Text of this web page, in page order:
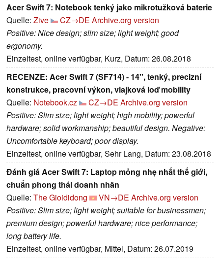
Acer Swift 7: Notebook tenký jako mikrotužková baterie
Quelle: Zive CZ→DE Archive.org version
Positive: Nice design; slim size; light weight; good
ergonomy.
Einzeltest, online verfügbar, Kurz, Datum: 26.08.2018
RECENZE: Acer Swift 7 (SF714) - 14'', tenký, precizní
konstrukce, pracovní výkon, vlajková loď mobility
Quelle: Notebook.cz CZ→DE Archive.org version
Positive: Slim size; light weight; high mobility; powerful
hardware; solid workmanship; beautiful design. Negative:
Uncomfortable keyboard; poor display.
Einzeltest, online verfügbar, Sehr Lang, Datum: 23.08.2018
Đánh giá Acer Swift 7: Laptop mỏng nhẹ nhất thế giới,
chuẩn phong thái doanh nhân
Quelle: The Gioididong VN→DE Archive.org version
Positive: Slim size; light weight; suitable for businessmen;
premium design; powerful hardware; nice performance;
long battery life.
Einzeltest, online verfügbar, Mittel, Datum: 26.07.2019